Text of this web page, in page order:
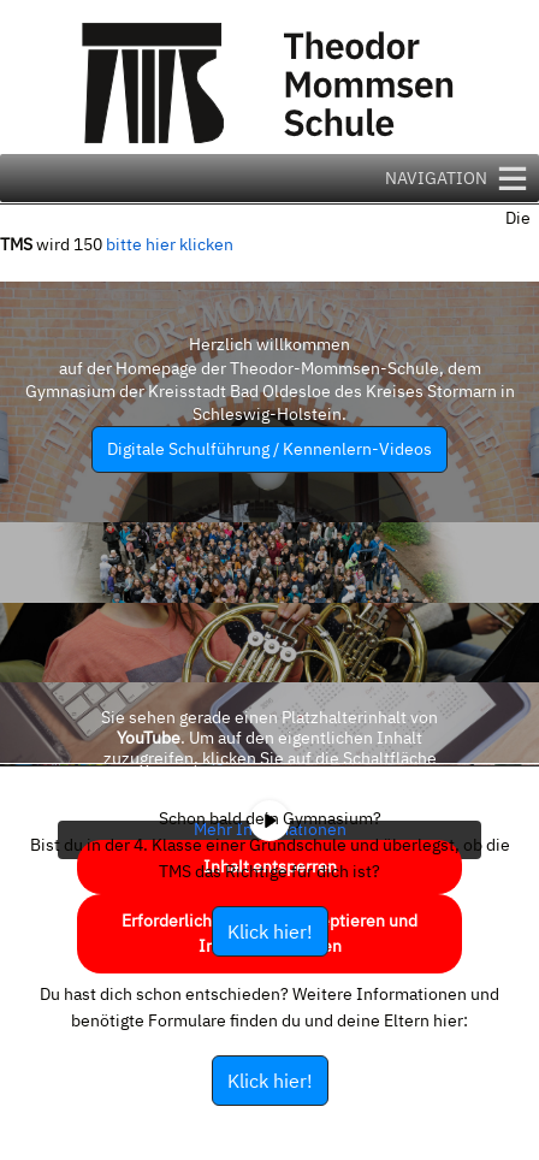
NAVIGATION
Die
TMSwird 150 bitte hier klicken
Herzlich willkommen
auf der Homepage der Theodor-Mommsen-Schule, dem
Gymnasium der Kreisstadt Bad Oldesloe des Kreises Stormarn in
Schleswig-Holstein.
Digitale Schulführung / Kennenlern-Videos
Sie sehen gerade einen Platzhalterinhalt von
YouTube. Um auf den eigentlichen Inhalt
zuzugreifen, klicken Sie auf die Schaltfläche
Mehr Informationen
Inhalt entsperren
Erforderlichen Service akzeptieren und
Inhalte entsperren
Schon bald dein Gymnasium?
Bist du in der 4. Klasse einer Grundschule und überlegst, ob die
TMS das Richtige für dich ist?
Klick hier!
Du hast dich schon entschieden? Weitere Informationen und
benötigte Formulare finden du und deine Eltern hier:
Klick hier!